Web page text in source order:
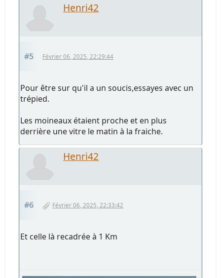
Henri42
#5 Février 06, 2025, 22:29:44
Pour être sur qu'il a un soucis,essayes avec un
trépied.
Les moineaux étaient proche et en plus
derrière une vitre le matin à la fraiche.
Henri42
#6 Février 06, 2025, 22:33:42
Et celle là recadrée à 1 Km